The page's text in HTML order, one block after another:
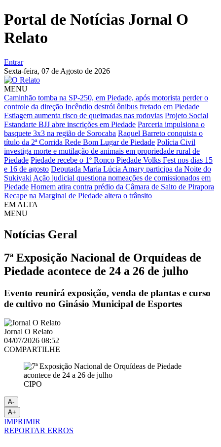
Portal de Notícias Jornal O
Relato
Entrar
Sexta-feira, 07 de Agosto de 2026
MENU
Caminhão tomba na SP-250, em Piedade, após motorista perder o
controle da direção Incêndio destrói ônibus fretado em Piedade
Estiagem aumenta risco de queimadas nas rodovias Projeto Social
Estandarte BJJ abre inscrições em Piedade Parceria impulsiona o
basquete 3x3 na região de Sorocaba Raquel Barreto conquista o
título da 2ª Corrida Rede Bom Lugar de Piedade Polícia Civil
investiga morte e mutilação de animais em propriedade rural de
Piedade Piedade recebe o 1º Ronco Piedade Volks Fest nos dias 15
e 16 de agosto Deputada Maria Lúcia Amary participa da Noite do
Sukiyaki Ação judicial questiona nomeações de comissionados em
Piedade Homem atira contra prédio da Câmara de Salto de Pirapora
Recape na Marginal de Piedade altera o trânsito
EM ALTA
MENU
Notícias Geral
7ª Exposição Nacional de Orquídeas de
Piedade acontece de 24 a 26 de julho
Evento reunirá exposição, venda de plantas e curso
de cultivo no Ginásio Municipal de Esportes
Jornal O Relato
04/07/2026 08:52
COMPARTILHE
CIPO
A-
A+
IMPRIMIR
REPORTAR ERROS